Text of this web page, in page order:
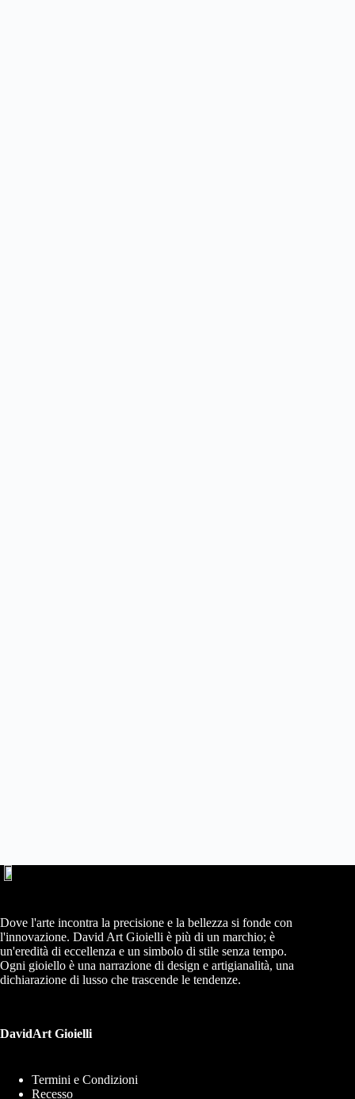
Dove l'arte incontra la precisione e la bellezza si fonde con
l'innovazione. David Art Gioielli è più di un marchio; è
un'eredità di eccellenza e un simbolo di stile senza tempo.
Ogni gioiello è una narrazione di design e artigianalità, una
dichiarazione di lusso che trascende le tendenze.
DavidArt Gioielli
Termini e Condizioni
Recesso